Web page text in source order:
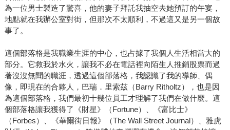
為一位男士製造了驚喜，他的妻子拜託我抽空去她預訂的午宴，
地點就在我辦公室對街，但那次不太順利，不過這又是另一個故
事了。
這個部落格是我職業生涯的中心，也占據了我個人生活相當大的
部分。它救我於水火，讓我不必在電話裡向陌生人推銷股票而過
著沒沒無聞的職涯，透過這個部落格，我認識了我的導師、偶
像，即現在的合夥人，巴瑞．里索茲（Barry Ritholtz），也是因
為這個部落格，我們最初十幾位員工才理解了我們在做什麼。這
個部落格讓我獲得了《財星》（Fortune）、《富比士》
（Forbes）、《華爾街日報》（The Wall Street Journal）、雅虎